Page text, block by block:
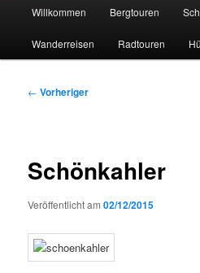
Willkommen Bergtouren
Wanderreisen Radtouren
Beitragsnavigation
← Vorheriger
Schönkahler
Veröffentlicht am02/12/2015